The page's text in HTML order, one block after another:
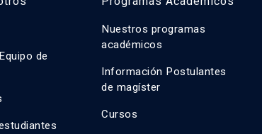
de
Nuestros programas
académicos
Información Postulantes
de magíster
Cursos